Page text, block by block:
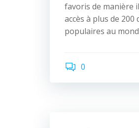
favoris de manière
accès à plus de
populaires au
0